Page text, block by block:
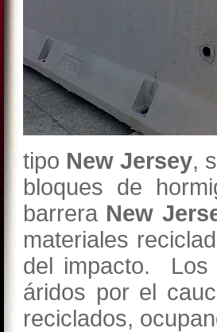
tipo New Jersey,
bloques de
barrera New
materiales
del impacto. Los
áridos por el
reciclados,